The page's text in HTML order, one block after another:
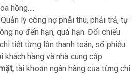
hồng….
Quản lý công nợ phải thu, phải trả, tự
nợ đến hạn, quá hạn. Đối chiếu
tiết từng lần thanh toán, số phiếu
khách hàng và nhà cung cấp.
tài khoản ngân hàng của từng chi